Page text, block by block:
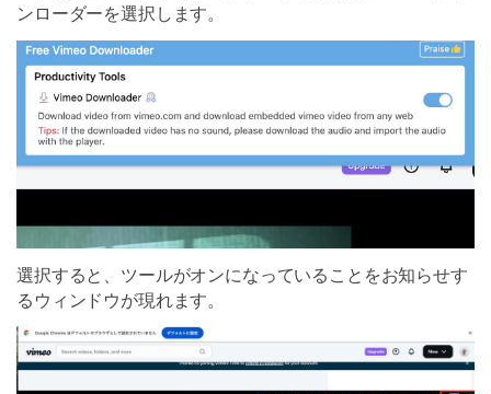
ンローダーを選択します。
選択すると、ツールがオンになっていることをお知らせす
るウィンドウが現れます。